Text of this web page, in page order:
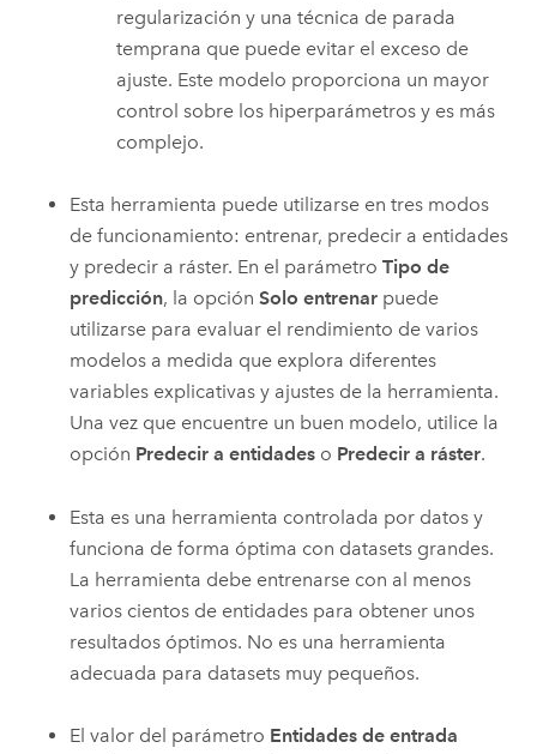
regularización y una técnica de parada
temprana que puede evitar el exceso de
ajuste. Este modelo proporciona un mayor
control sobre los hiperparámetros y es más
complejo.
Esta herramienta puede utilizarse en tres modos
de funcionamiento: entrenar, predecir a entidades
y predecir a ráster. En el parámetroTipo de
predicción, la opciónSolo entrenar puede
utilizarse para evaluar el rendimiento de varios
modelos a medida que explora diferentes
variables explicativas y ajustes de la herramienta.
Una vez que encuentre un buen modelo, utilice la
opción Predecir a entidades o Predecir a ráster.
Esta es una herramienta controlada por datos y
funciona de forma óptima con datasets grandes.
La herramienta debe entrenarse con al menos
varios cientos de entidades para obtener unos
resultados óptimos. No es una herramienta
adecuada para datasets muy pequeños.
El valor del parámetro Entidades de entrada